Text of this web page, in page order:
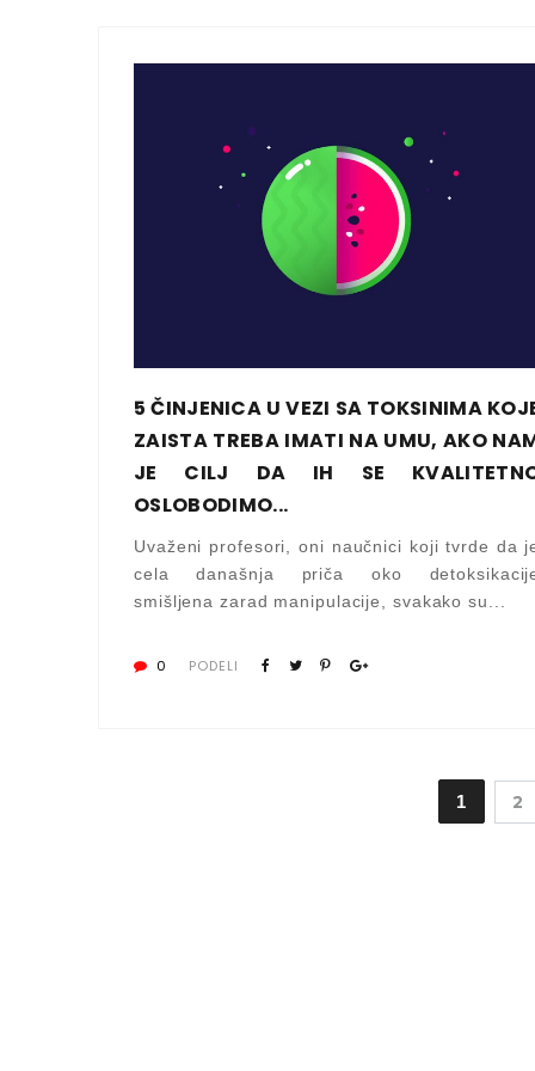
5 ČINJENICA U VEZI SA TOKSINIMA
ZAISTA TREBA IMATI NA UMU, AKO
JE CILJ DA IH SE
OSLOBODIMO...
Uvaženi profesori, oni naučnici koji tvrde da
cela današnja priča oko
smišljena zarad manipulacije, svakako su...
0 PODELI
1 2